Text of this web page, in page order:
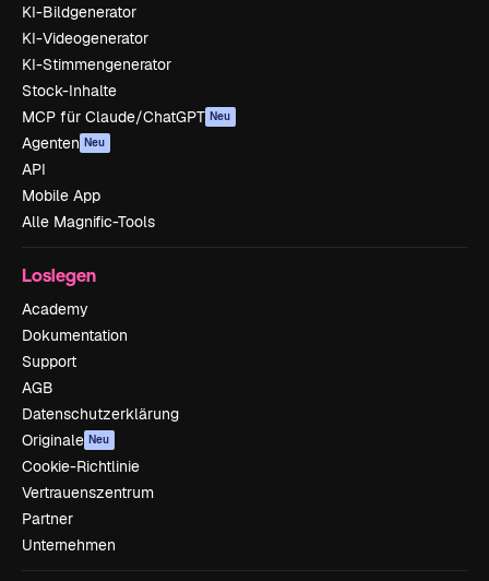
KI-Bildgenerator
KI-Videogenerator
KI-Stimmengenerator
Stock-Inhalte
MCP für Claude/ChatGPT Neu
Agenten Neu
API
Mobile App
Alle Magnific-Tools
Loslegen
Academy
Dokumentation
Support
AGB
Datenschutzerklärung
Originale Neu
Cookie-Richtlinie
Vertrauenszentrum
Partner
Unternehmen